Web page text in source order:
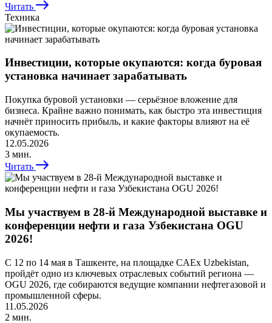
Читать
Техника
Инвестиции, которые окупаются: когда буровая
установка начинает зарабатывать
Покупка буровой установки — серьёзное вложение для
бизнеса. Крайне важно понимать, как быстро эта инвестиция
начнёт приносить прибыль, и какие факторы влияют на её
окупаемость.
12.05.2026
3 мин.
Читать
Мы участвуем в 28-й Международной выставке и
конференции нефти и газа Узбекистана OGU
2026!
С 12 по 14 мая в Ташкенте, на площадке CAEx Uzbekistan,
пройдёт одно из ключевых отраслевых событий региона —
OGU 2026, где собираются ведущие компании нефтегазовой и
промышленной сферы.
11.05.2026
2 мин.